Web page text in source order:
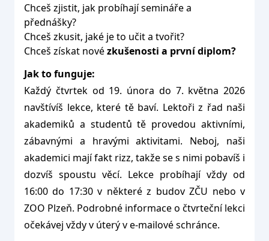
Chceš zjistit, jak probíhají semináře a
přednášky?
Chceš zkusit, jaké je to učit a tvořit?
Chceš získat novézkušenosti a první diplom?
Jak to funguje:
Každý čtvrtek od 19. února do 7. května 2026
navštívíš lekce, které tě baví. Lektoři z řad naši
akademiků a studentů tě provedou aktivními,
zábavnými a hravými aktivitami. Neboj, naši
akademici mají fakt rizz, takže se s nimi pobavíš i
dozvíš spoustu věcí. Lekce probíhají vždy od
16:00 do 17:30 v některé z budov ZČU nebo v
ZOO Plzeň. Podrobné informace o čtvrteční lekci
očekávej vždy v úterý v e-mailové schránce.